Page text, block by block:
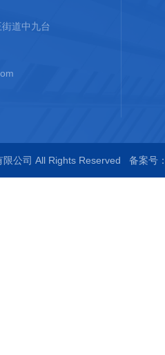
道中九台
限公司 All Rights Reserved 备案号